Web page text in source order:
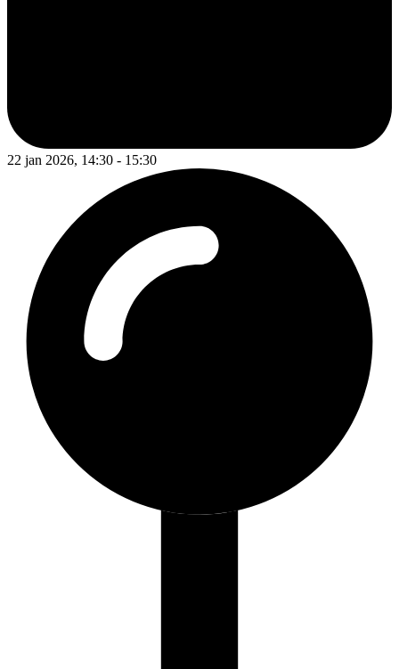
22 jan 2026, 14:30 - 15:30